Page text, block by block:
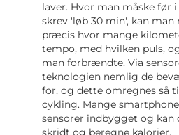
laver. Hvor man måske
skrev 'løb 30 min', kan
præcis hvor mange
tempo, med hvilken puls,
man forbrændte. Via
teknologien nemlig de
for, og dette omregnes så
cykling. Mange
sensorer indbygget og
skridt og beregne kalorier.